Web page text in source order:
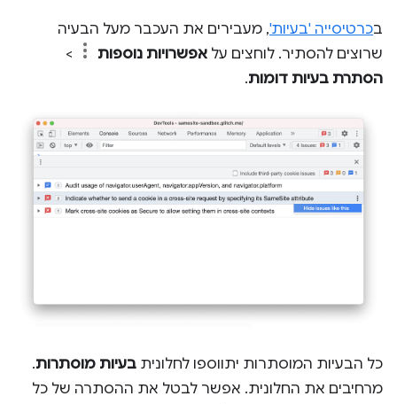
בכרטיסייה 'בעיות', מעבירים את העכבר מעל הבעיה
שרוצים להסתיר. לוחצים על אפשרויות נוספות
>
הסתרת בעיות דומות.
כל הבעיות המוסתרות יתווספו לחלונית בעיות מוסתרות.
מרחיבים את החלונית. אפשר לבטל את ההסתרה של כל